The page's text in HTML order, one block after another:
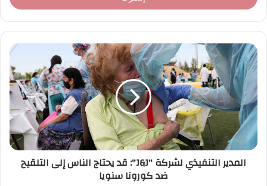
ر
د
ك
ل
إ
ل
ك
ت
ر
المدير التنفيذي لشركة "J&J": قد يحتاج الناس إلى التلقيح
ضد كورونا سنويا